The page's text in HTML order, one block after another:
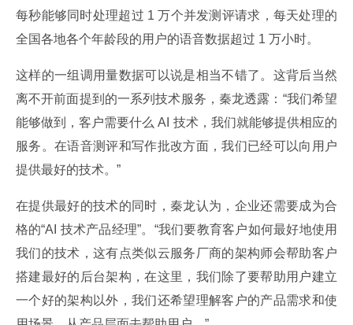
每秒能够同时处理超过 1 万个并发测评请求，每天处理的
全国各地各个年龄段的用户的语音数据超过 1 万小时。
这样的一组调用量数据可以说是相当不错了。这背后当然
离不开前面提到的一系列技术服务，秦龙透露：“我们希望
能够做到，客户需要什么 AI 技术，我们就能够提供相应的
服务。在语音测评和写作批改方面，我们已经可以向用户
提供最好的技术。”
在提供最好的技术的同时，秦龙认为，企业还需要成为合
格的“AI 技术产品经理”。“我们要教育客户如何最好地使用
我们的技术，这有点类似云服务厂商的架构师会帮助客户
搭建最好的后台架构，在这里，我们除了要帮助用户建立
一个好的架构以外，我们还希望理解客户的产品需求和使